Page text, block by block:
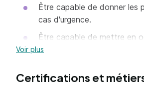
Être capable de donner les
cas d'urgence.
Être capable de mettre en
et comportements
d'accident (Protéger, Alerter
Voir plus
Certifications et